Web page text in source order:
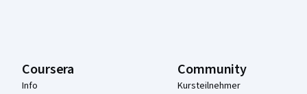
Coursera
Info
Community
Kursteilnehmer